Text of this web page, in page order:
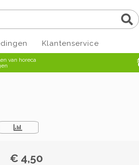
Klantenservice
van horeca
€ 4,50